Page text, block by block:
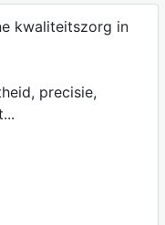
kwaliteitszorg in
precisie,